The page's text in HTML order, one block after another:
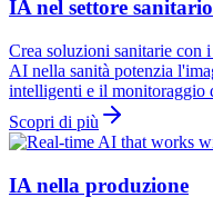
IA nel settore sanitario
Crea soluzioni sanitarie
AI nella sanità potenzia
intelligenti e il monitoraggio
Scopri di più
IA nella produzione